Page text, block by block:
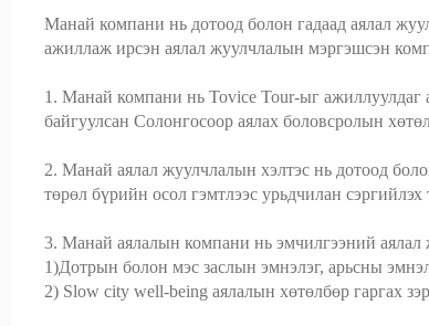
Манай компани нь дотоод болон гадаад аялал
ажиллаж ирсэн аялал жуулчлалын мэргэшсэн
1. Манай компани нь Tovice Tour-ыг ажиллуулдаг
байгуулсан Солонгосоор аялах боловсролын
2. Манай аялал жуулчлалын хэлтэс нь дотоод
төрөл бүрийн осол гэмтлээс урьдчилан
3. Манай аялалын компани нь эмчилгээний аялал
1)Дотрын болон мэс заслын эмнэлэг, арьсны
2) Slow city well-being аялалын хөтөлбөр гаргах